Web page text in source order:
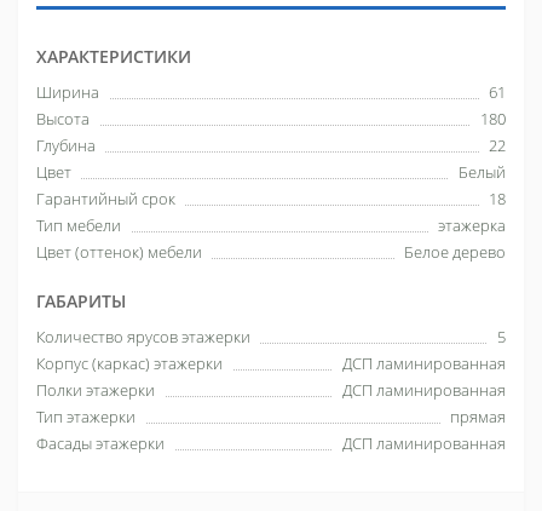
ХАРАКТЕРИСТИКИ
Ширина
61
Высота
180
Глубина
22
Цвет
Белый
Гарантийный срок
18
Тип мебели
этажерка
Цвет (оттенок) мебели
Белое дерево
ГАБАРИТЫ
Количество ярусов этажерки
5
Корпус (каркас) этажерки
ДСП ламинированная
Полки этажерки
ДСП ламинированная
Тип этажерки
прямая
Фасады этажерки
ДСП ламинированная